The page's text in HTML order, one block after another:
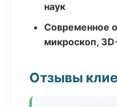
наук
Современное
микроскоп,
Отзывы